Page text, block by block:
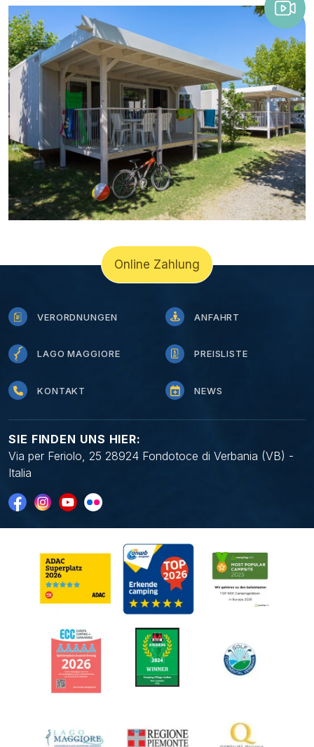
VERORDNUNGEN ANFAHRT
LAGO MAGGIORE PREISLISTE
KONTAKT NEWS
SIE FINDEN UNS HIER:
Via per Feriolo, 25 28924 Fondotoce di Verbania (VB) -
Italia
Online Zahlung